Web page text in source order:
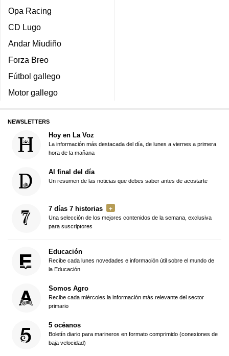
Opa Racing
CD Lugo
Andar Miudiño
Forza Breo
Fútbol gallego
Motor gallego
NEWSLETTERS
Hoy en La Voz
La información más destacada del día, de lunes a viernes a primera
hora de la mañana
Al final del día
Un resumen de las noticias que debes saber antes de acostarte
7 días 7 historias
Una selección de los mejores contenidos de la semana, exclusiva
para suscriptores
Educación
Recibe cada lunes novedades e información útil sobre el mundo de
la Educación
Somos Agro
Recibe cada miércoles la información más relevante del sector
primario
5 océanos
Boletín diario para marineros en formato comprimido (conexiones de
baja velocidad)